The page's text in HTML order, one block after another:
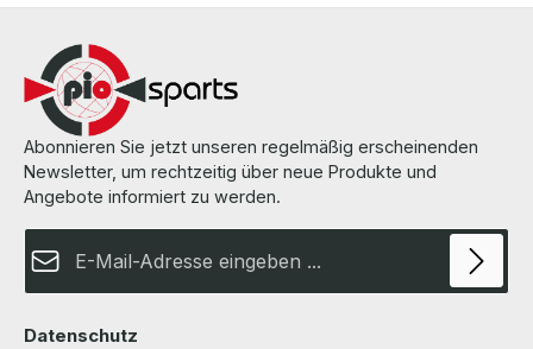
Abonnieren Sie jetzt unseren regelmäßig erscheinenden
Newsletter, um rechtzeitig über neue Produkte und
Angebote informiert zu werden.
Datenschutz